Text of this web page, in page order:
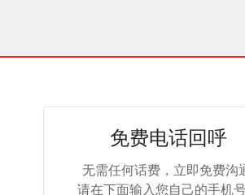
免费电话回呼
无需任何话费，立即免费沟
请在下面输入您自己的手机